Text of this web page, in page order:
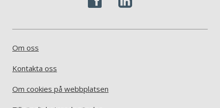
Om oss
Kontakta oss
Om cookies på webbplatsen